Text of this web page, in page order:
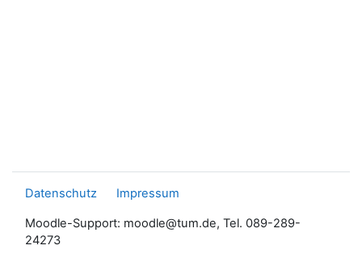
Datenschutz Impressum
Moodle-Support: moodle@tum.de, Tel. 089-289-
24273